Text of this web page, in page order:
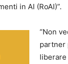
in AI (RoAI)”.
“Non
partner